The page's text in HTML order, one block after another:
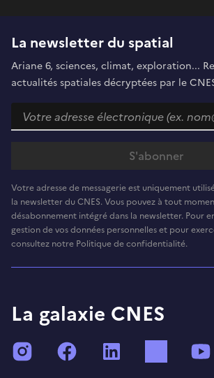
La newsletter du spatial
Ariane 6, sciences, climat, exploration...
actualités spatiales décryptées par le
Votre adresse de messagerie est uniquement
la newsletter du CNES. Vous pouvez à tout
désabonnement intégré dans la newsletter. Pour
gestion de vos données personnelles et pour
consultez notre Politique de confidentialité.
La galaxie CNES
InstagramFacebook TikTok